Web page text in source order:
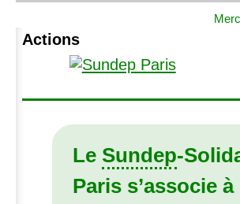
Actions
Le Sundep-
Paris s’associe à